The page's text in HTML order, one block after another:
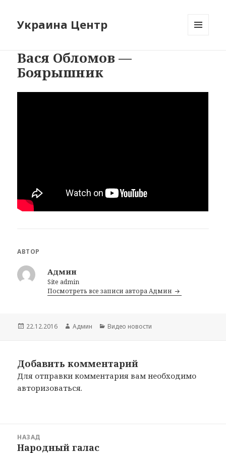
Украина Центр
Вася Обломов —
Боярышник
АВТОР
Админ
Site admin
Посмотреть все записи автора Админ
Опубликовано
22.12.2016 Автор
Админ Рубрики
Видео новости
Добавить комментарий
Для отправки комментария вам необходимо
авторизоваться.
НАЗАД
Предыдущая
Народный галас